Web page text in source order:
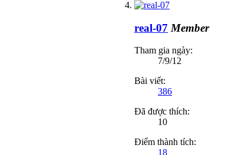
real-07 Member
Tham gia ngày:
7/9/12
Bài viết:
386
Đã được thích:
10
Điểm thành tích:
18